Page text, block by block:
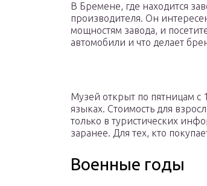
В Бремене, где находится
производителя. Он
мощностям завода, и
автомобили и что делает
Музей открыт по пятницам с
языках. Стоимость для
только в туристических
заранее. Для тех, кто
Военные годы